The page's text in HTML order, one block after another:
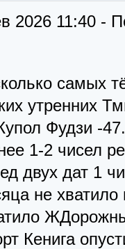
2026 11:40 -
самых
утренних
Фудзи -
1-2 чисел
двух дат 1
не хватило
Кенига